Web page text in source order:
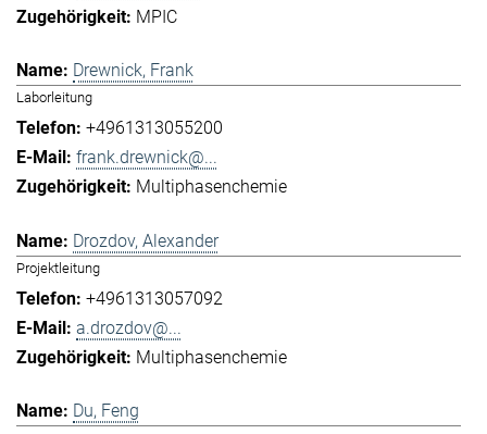
MPIC
Drewnick, Frank
Laborleitung
+4961313055200
frank.drewnick@...
Multiphasenchemie
Drozdov, Alexander
Projektleitung
+4961313057092
a.drozdov@...
Multiphasenchemie
Du, Feng